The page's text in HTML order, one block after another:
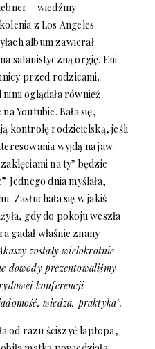
– wiedźmy
z Los Angeles.
album zawierał
satanistyczną orgię. Eni
przed rodzicami.
oglądała również
Youtubie. Bała się,
kontrolę rodzicielską, jeśli
wyjdą na jaw.
na ty” będzie
Jednego dnia myślała,
Zasłuchała się w jakiś
gdy do pokoju weszła
gadał właśnie znany
zostały wielokrotnie
dowody prezentowaliśmy
konferencji
wiedza, praktyka”.
od razu ściszyć laptopa,